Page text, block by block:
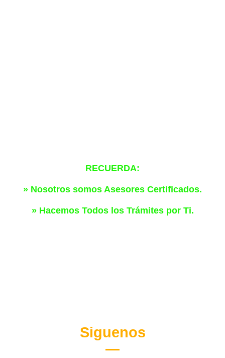
RECUERDA:
» Nosotros somos Asesores Certificados.
» Hacemos Todos los Trámites por Ti.
Siguenos